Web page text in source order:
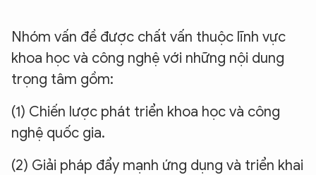
Nhóm vấn đề được chất vấn thuộc lĩnh vực
khoa học và công nghệ với những nội dung
trọng tâm gồm:
(1) Chiến lược phát triển khoa học và công
nghệ quốc gia.
(2) Giải pháp đẩy mạnh ứng dụng và triển khai